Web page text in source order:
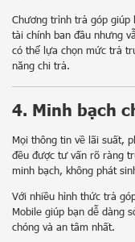
Chương trình trả góp giúp
tài chính ban đầu nhưng
có thể lựa chọn mức trả
năng chi trả.
4. Minh bạch
Mọi thông tin về lãi suất,
đều được tư vấn rõ ràng
minh bạch, không phát
Với nhiều hình thức trả
Mobile giúp bạn dễ dàng
chóng và an tâm nhất.
Hoặc